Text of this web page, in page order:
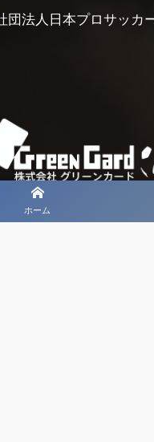
ホーム
団法人日本プロサッカ